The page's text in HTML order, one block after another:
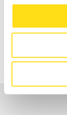
terminologia